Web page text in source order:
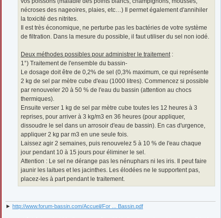
nécroses des nageoires, plaies, etc…) Il permet également d'annihiler
la toxicité des nitrites.
Il est très économique, ne perturbe pas les bactéries de votre système
de filtration. Dans la mesure du possible, il faut utiliser du sel non iodé.
Deux méthodes possibles pour administrer le traitement:
1°) Traitement de l'ensemble du bassin-
Le dosage doit être de 0,2% de sel (0,3% maximum, ce qui représente
2 kg de sel par mètre cube d'eau (1000 litres). Commencez si possible
par renouveler 20 à 50 % de l'eau du bassin (attention au chocs
thermiques).
Ensuite verser 1 kg de sel par mètre cube toutes les 12 heures à 3
reprises, pour arriver à 3 kg/m3 en 36 heures (pour appliquer,
dissoudre le sel dans un arrosoir d'eau de bassin). En cas d'urgence,
appliquer 2 kg par m3 en une seule fois.
Laissez agir 2 semaines, puis renouvelez 5 à 10 % de l'eau chaque
jour pendant 10 à 15 jours pour éliminer le sel.
Attention : Le sel ne dérange pas les nénuphars ni les iris. Il peut faire
jaunir les laitues et les jacinthes. Les élodées ne le supportent pas,
placez-les à part pendant le traitement.
► http://www.forum-bassin.com/Accueil/For ... Bassin.pdf